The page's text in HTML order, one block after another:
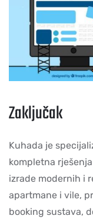
Zaključak
Kuhada je
kompletna
izrade modernih i
apartmane i vile,
booking sustava,